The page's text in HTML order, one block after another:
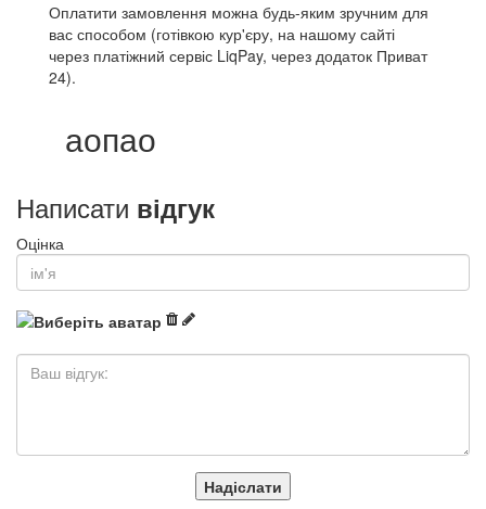
Оплатити замовлення можна будь-яким зручним для
вас способом (готівкою кур'єру, на нашому сайті
через платіжний сервіс LiqPay, через додаток Приват
24).
аопао
Написати відгук
Оцінка
Надіслати